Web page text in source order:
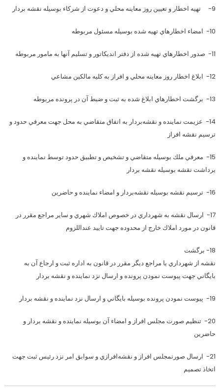
9- تهيه اخطار و تعيين روز معاينه محلي و دعوت از شركاء بوسيله نقشه بردار
10- امضاء اخطارهاي تهيه شده بوسيله مسئول مربوطه
11- صدور اخطارهاي تهيه شده از دفتر انديكاتور و تسليم آنها به مامور مربوطه
12- ابلاغ اخطار روز معاينه محلي و افراز به كليه مالكين مشاعي
13- برگشت اخطارهاي ابلاغ شده به ثبت و ضبط آن در پرونده مربوطه
14- عزيمت نماينده و نقشه‌بردار به اتفاق متقاضي به محل جهت معرفي حدود و
ترسيم نقشه افراز
15- معرفي ملك بوسيله متقاضي و تشخيص و تطبيق حدود توسط نماينده و
برداشت نقشه بوسيله نقشه بردار
16- ترسيم نقشه بوسيله نقشه‌بردار و امضاء نماينده و حاضرين
17- ارسال نقشه به شهرداري در خصوص املاك شهري و ساير مراجع مقرر در
قانون در مورد املاك خارج از محدوده جهت تاييد عنداللزوم
18- برگشت
نقشه از شهرداري يا مراجع ديگر مقرر در قانون به اداره ثبت و ارجاع آن به
بايگاني جهت پيوست نمودن پرونده و ارسال نزد نماينده و نقشه بردار
19- پيوست نمودن پرونده بوسيله بايگاني و ارسال نزد نماينده و نقشه بردار
20- تنظيم صورت مجلس افراز و امضاء آن بوسيله نماينده و نقشه بردار و
حاضرين
21- ارسال صورتمجلس افراز و نقشه‌افرازي و سوابق امر نزد رئيس ثبت جهت
اتخاذ تصميم